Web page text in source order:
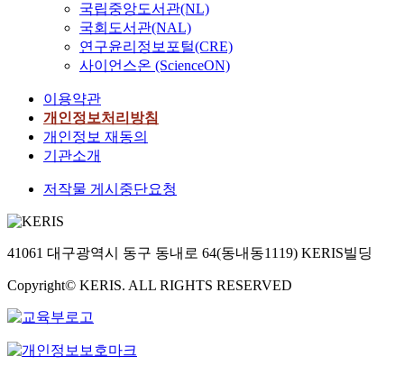
국립중앙도서관(NL)
국회도서관(NAL)
연구윤리정보포털(CRE)
사이언스온 (ScienceON)
이용약관
개인정보처리방침
개인정보 재동의
기관소개
저작물 게시중단요청
41061 대구광역시 동구 동내로 64(동내동1119) KERIS빌딩
Copyright© KERIS. ALL RIGHTS RESERVED